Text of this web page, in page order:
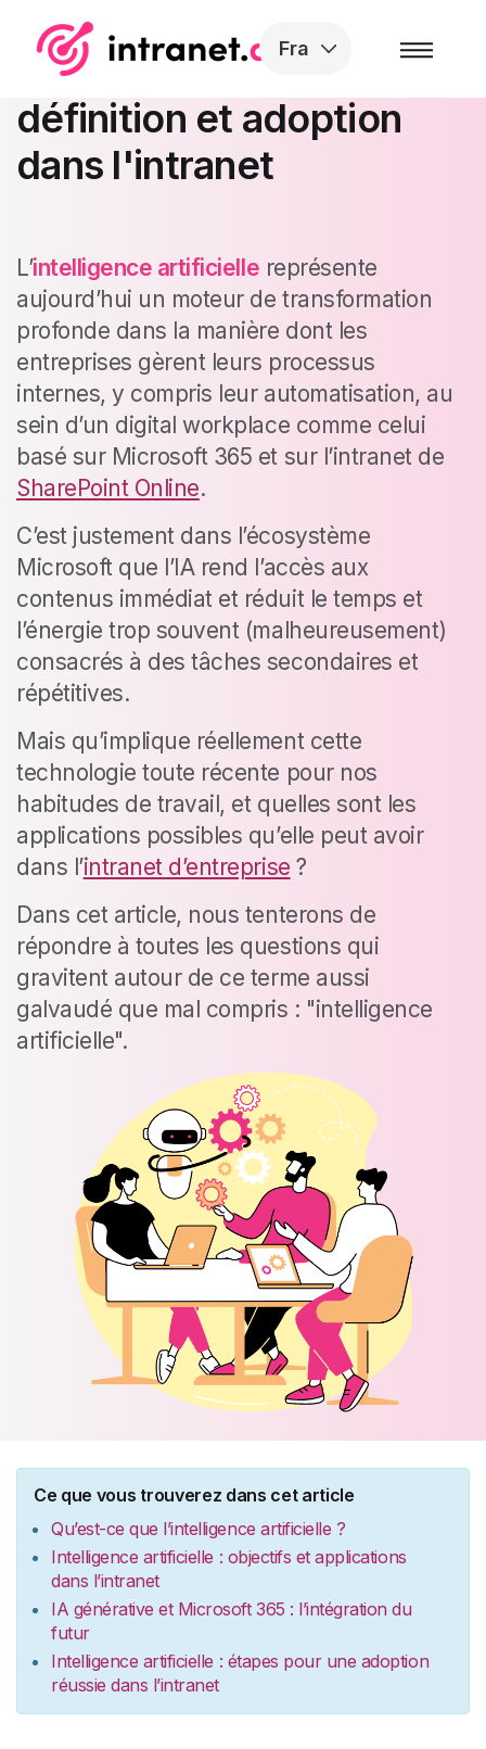
Fra
Intelligence artificielle :
définition et adoption
dans l'intranet
L’intelligence artificielle représente
aujourd’hui un moteur de transformation
profonde dans la manière dont les
entreprises gèrent leurs processus
internes, y compris leur automatisation, au
sein d’un digital workplace comme celui
basé sur Microsoft 365 et sur l’intranet de
SharePoint Online.
C’est justement dans l’écosystème
Microsoft que l’IA rend l’accès aux
contenus immédiat et réduit le temps et
l’énergie trop souvent (malheureusement)
consacrés à des tâches secondaires et
répétitives.
Mais qu’implique réellement cette
technologie toute récente pour nos
habitudes de travail, et quelles sont les
applications possibles qu’elle peut avoir
dans l’intranet d’entreprise ?
Dans cet article, nous tenterons de
répondre à toutes les questions qui
gravitent autour de ce terme aussi
galvaudé que mal compris : "intelligence
artificielle".
Ce que vous trouverez dans cet article
Qu’est-ce que l’intelligence artificielle ?
Intelligence artificielle : objectifs et applications
dans l’intranet
IA générative et Microsoft 365 : l’intégration du
futur
Intelligence artificielle : étapes pour une adoption
réussie dans l’intranet